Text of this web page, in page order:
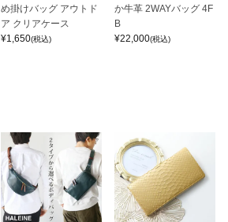
め掛けバッグ アウトド
ア クリアケース
¥1,650(税込)
か牛革 2WAYバッグ 4F
B
¥22,000(税込)